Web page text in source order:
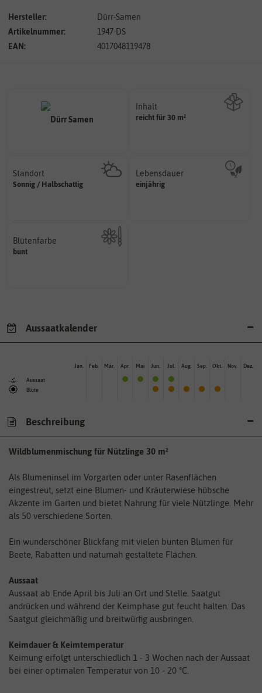
Hersteller:
Dürr-Samen
Artikelnummer:
1947-DS
EAN:
4017048119478
Inhalt
reicht für 30 m²
Wie viel ist enthalten
Standort
Sonnig / Halbschattig
Pflanze? (schattig, halbschattig,
sonnig, vollsonnig)
Lebensdauer
einjährig
einjährig, zweijährig oder
mehrjährig.
Blütenfarbe
bunt
Kann auch mehrfarbig sein.
Aussaatkalender
Aussaat
Blüte
Jan. Feb. Mär. Apr. Mai Jun. Jul. Aug. Sep. Okt. Nov. Dez.
Beschreibung
Wildblumenmischung für Nützlinge 30 m²
Als Blumeninsel im Vorgarten oder unter Rasenflächen
eingestreut, setzt eine Blumen- und Kräuterwiese hübsche
Akzente im Garten und bietet Nahrung für viele Nützlinge. Mehr
als 50 verschiedene Sorten.
Ein wunderschöner Blickfang mit vielen bunten Blumen für
Beete, Rabatten und naturnah gestaltete Flächen.
Aussaat
Aussaat ab Ende April bis Juli an Ort und Stelle. Saatgut
andrücken und während der Keimphase gut feucht halten. Das
Saatgut gleichmäßig und breitwürfig ausbringen.
Keimdauer & Keimtemperatur
Keimung erfolgt unterschiedlich 1 - 3 Wochen nach der Aussaat
bei einer optimalen Temperatur von 10 - 20 °C.